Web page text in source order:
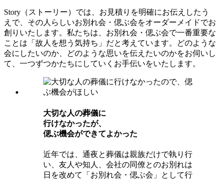
Story（ストーリー）では、お見積りを明確にお伝えしたう
えで、その人らしいお別れ会・偲ぶ会をオーダーメイドでお
創りいたします。私たちは、お別れ会・偲ぶ会で一番重要な
ことは「故人を想う気持ち」だと考えています。どのような
会にしたいのか、どのような思いを伝えたいのかをお伺いし
て、一つずつかたちにしていくお手伝いをいたします。
⼤切な⼈の葬儀に
⾏けなかったが、
偲ぶ機会ができてよかった
近年では、通夜と葬儀は親族だけで執り行
い、友人や知人、会社の同僚とのお別れは
日を改めて「お別れ会・偲ぶ会」として行